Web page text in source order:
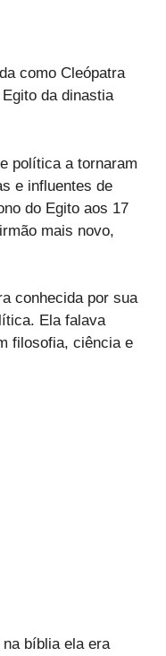
como Cleópatra
da dinastia
política a tornaram
e influentes de
do Egito aos 17
mais novo,
conhecida por sua
Ela falava
filosofia, ciência e
bíblia ela era